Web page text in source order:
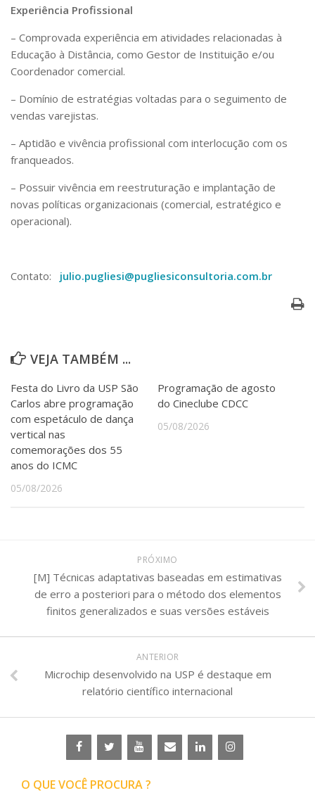
Experiência Profissional
– Comprovada experiência em atividades relacionadas à
Educação à Distância, como Gestor de Instituição e/ou
Coordenador comercial.
– Domínio de estratégias voltadas para o seguimento de
vendas varejistas.
– Aptidão e vivência profissional com interlocução com os
franqueados.
– Possuir vivência em reestruturação e implantação de
novas políticas organizacionais (comercial, estratégico e
operacional).
Contato: julio.pugliesi@pugliesiconsultoria.com.br
VEJA TAMBÉM ...
Festa do Livro da USP São
Carlos abre programação
com espetáculo de dança
vertical nas
comemorações dos 55
anos do ICMC
05/08/2026
Programação de agosto
do Cineclube CDCC
05/08/2026
PRÓXIMO
[M] Técnicas adaptativas baseadas em estimativas
de erro a posteriori para o método dos elementos
finitos generalizados e suas versões estáveis
ANTERIOR
Microchip desenvolvido na USP é destaque em
relatório científico internacional
O QUE VOCÊ PROCURA ?